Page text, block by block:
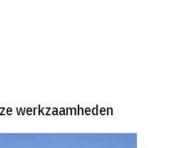
werkzaamheden